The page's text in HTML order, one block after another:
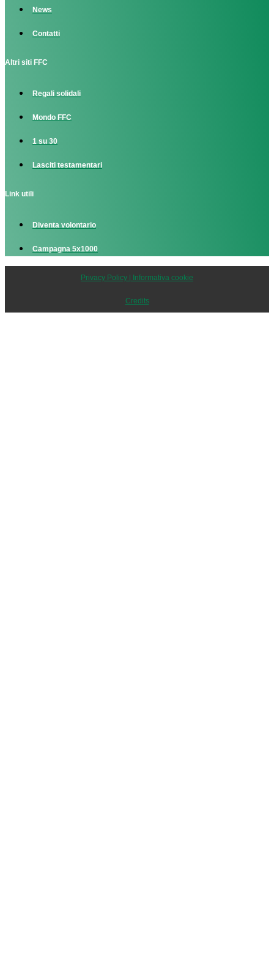
News
Contatti
Altri siti FFC
Regali solidali
Mondo FFC
1 su 30
Lasciti testamentari
Link utili
Diventa volontario
Campagna 5x1000
Privacy Policy | Informativa cookie
Credits